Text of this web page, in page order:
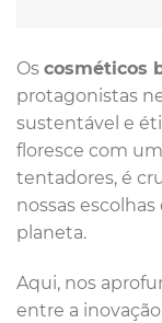
Os cosméticos
protagonistas
sustentável e
floresce com
tentadores, é
nossas
planeta.
Aqui, nos
entre a